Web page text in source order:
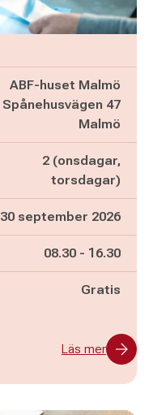
ABF-huset Malmö
Spånehusvägen 47
Malmö
2 (onsdagar,
torsdagar)
30 september 2026
Pågår mellan
08.30 - och
16.30
Gratis
Läs mer